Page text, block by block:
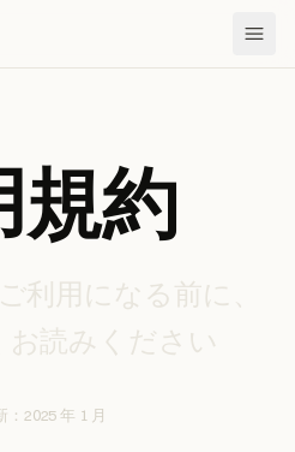
規約
利用になる前に、
お読みください
：2025 年 1 月